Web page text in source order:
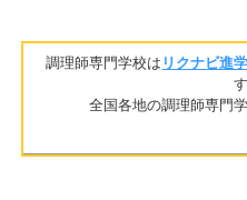
調理師専門学校は リクナビ進
す
全国各地の調理師専門